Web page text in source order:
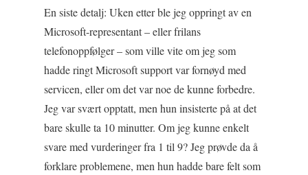
En siste detalj: Uken etter ble jeg oppringt av en
Microsoft-representant – eller frilans
telefonoppfølger – som ville vite om jeg som
hadde ringt Microsoft support var fornøyd med
servicen, eller om det var noe de kunne forbedre.
Jeg var svært opptatt, men hun insisterte på at det
bare skulle ta 10 minutter. Om jeg kunne enkelt
svare med vurderinger fra 1 til 9? Jeg prøvde da å
forklare problemene, men hun hadde bare felt som